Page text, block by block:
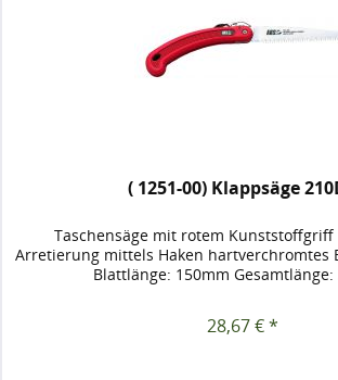
( 1251-00) Klappsäge
Taschensäge mit rotem
Arretierung mittels Haken hartverchromtes
Blattlänge: 150mm Gesamtlänge:
28,67 € *